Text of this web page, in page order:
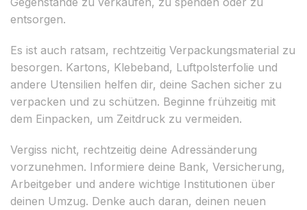
entsorgen.
Es ist auch ratsam, rechtzeitig Verpackungsmaterial zu
besorgen. Kartons, Klebeband, Luftpolsterfolie und
andere Utensilien helfen dir, deine Sachen sicher zu
verpacken und zu schützen. Beginne frühzeitig mit
dem Einpacken, um Zeitdruck zu vermeiden.
Vergiss nicht, rechtzeitig deine Adressänderung
vorzunehmen. Informiere deine Bank, Versicherung,
Arbeitgeber und andere wichtige Institutionen über
deinen Umzug. Denke auch daran, deinen neuen